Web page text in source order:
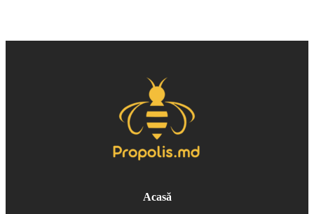
Acasă